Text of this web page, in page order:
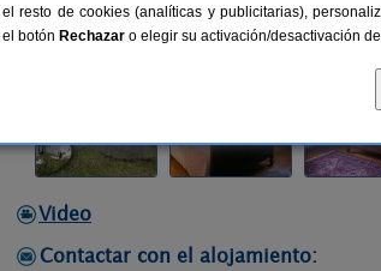
Alquiler completo 20 plazas 55 km de
Video
Contactar con el alojamiento:
resto de cookies (analíticas y publicitarias),
botón Rechazar o elegir su activación/desactivación